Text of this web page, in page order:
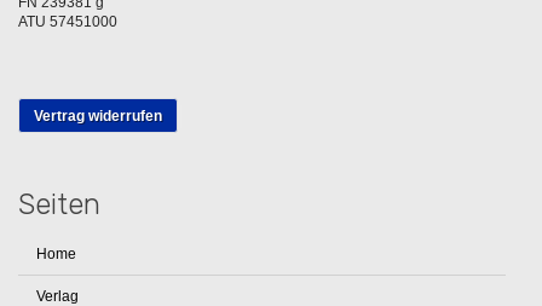
ATU 57451000
Vertrag widerrufen
Seiten
Home
Verlag